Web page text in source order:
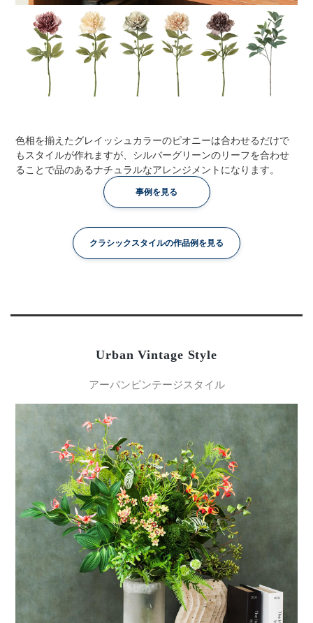
色相を揃えたグレイッシュカラーのピオニーは合わせるだけで
もスタイルが作れますが、シルバーグリーンのリーフを合わせ
ることで品のあるナチュラルなアレンジメントになります。
事例を見る
クラシックスタイルの作品例を見る
Urban Vintage Style
アーバンビンテージスタイル